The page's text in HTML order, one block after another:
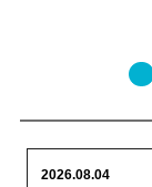
2026.08.04